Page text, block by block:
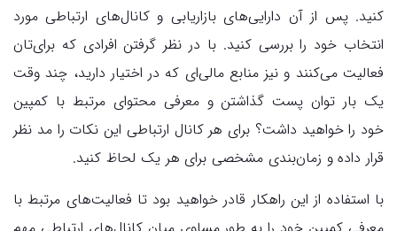
کنید. پس از آن دارایی‌های بازاریابی و کانال‌های ارتباطی مورد
انتخاب خود را بررسی کنید. با در نظر گرفتن افرادی که برای‌تان
فعالیت می‌کنند و نیز منابع مالی‌ای که در اختیار دارید، چند وقت
یک بار توان پست گذاشتن و معرفی محتوای مرتبط با کمپین
خود را خواهید داشت؟ برای هر کانال ارتباطی این نکات را مد نظر
قرار داده و زمان‌بندی مشخصی برای هر یک لحاظ کنید.
با استفاده از این راهکار قادر خواهید بود تا فعالیت‌های مرتبط با